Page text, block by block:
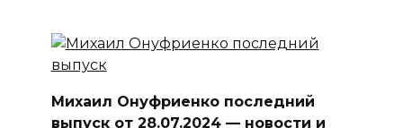
Михаил Онуфриенко последний
выпуск от 28.07.2024 — новости и